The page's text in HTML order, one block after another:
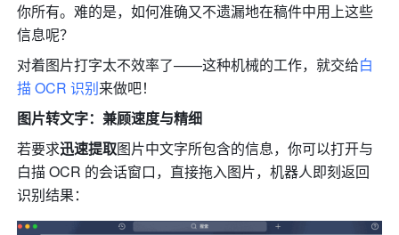
你所有。难的是，如何准确又不遗漏地在稿件中用上这些
信息呢？
对着图片打字太不效率了——这种机械的工作，就交给白
描 OCR 识别来做吧！
图片转文字：兼顾速度与精细
若要求迅速提取图片中文字所包含的信息，你可以打开与
白描 OCR 的会话窗口，直接拖入图片，机器人即刻返回
识别结果：